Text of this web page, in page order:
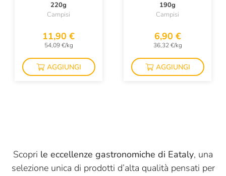
Montanaro
Montaraz
Mulino Marino
Pariani
Pasta Fresca Rossi
220g
Campisi
11,90 €
54,09 €/kg
AGGIUNGI
190g
Campisi
6,90 €
36,32 €/kg
AGGIUNGI
Scopri le eccellenze gastronomiche di Eataly, una
selezione unica di prodotti d’alta qualità pensati per